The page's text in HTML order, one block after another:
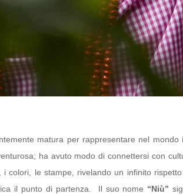
matura per rappresentare nel mondo
ha avuto modo di connettersi con
colori, le stampe, rivelando un infinito
il punto di partenza. Il suo nome “Niù”